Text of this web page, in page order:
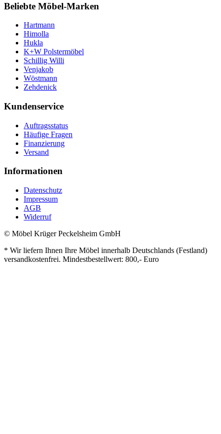
Beliebte Möbel-Marken
Hartmann
Himolla
Hukla
K+W Polstermöbel
Schillig Willi
Venjakob
Wöstmann
Zehdenick
Kundenservice
Auftragsstatus
Häufige Fragen
Finanzierung
Versand
Informationen
Datenschutz
Impressum
AGB
Widerruf
© Möbel Krüger Peckelsheim GmbH
* Wir liefern Ihnen Ihre Möbel innerhalb Deutschlands (Festland)
versandkostenfrei. Mindestbestellwert: 800,- Euro